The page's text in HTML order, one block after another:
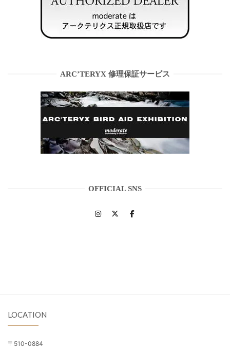
ARC’TERYX 修理保証サービス
OFFICIAL SNS
LOCATION
〒510-0884